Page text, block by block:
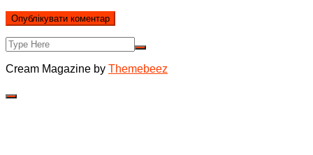
Cream Magazine by Themebeez